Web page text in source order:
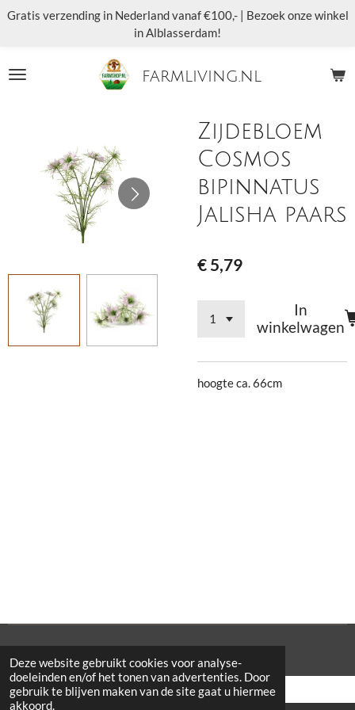
Deze website gebruikt cookies voor analyse-
doeleinden en/of het tonen van advertenties. Door
gebruik te blijven maken van de site gaat u hiermee
akkoord.
Ga
de
farmliving.nl
Gratis verzending in Nederland vanaf €100,- | Bezoek onze winkel
in Alblasserdam!
Zijdebloem
Cosmos
bipinnatus
Jalisha paars
€ 5,79
In
winkelwagen
hoogte ca. 66cm
© 2021 Cowporation Farmshop